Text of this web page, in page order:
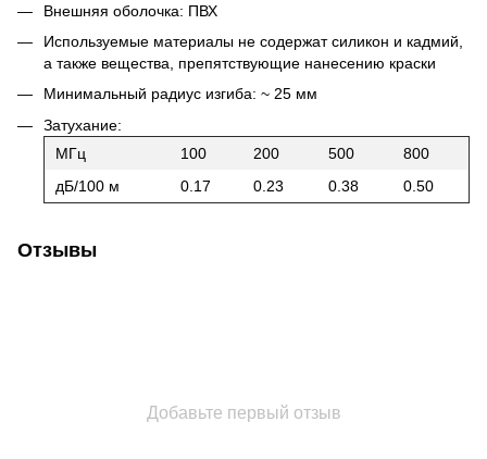
Внешняя оболочка: ПВХ
Используемые материалы не содержат силикон и кадмий,
а также вещества, препятствующие нанесению краски
Минимальный радиус изгиба: ~ 25 мм
Затухание:
МГц
100 200 500
800
дБ/100 м
0.17 0.23 0.38 0.50
Отзывы
Добавьте первый отзыв